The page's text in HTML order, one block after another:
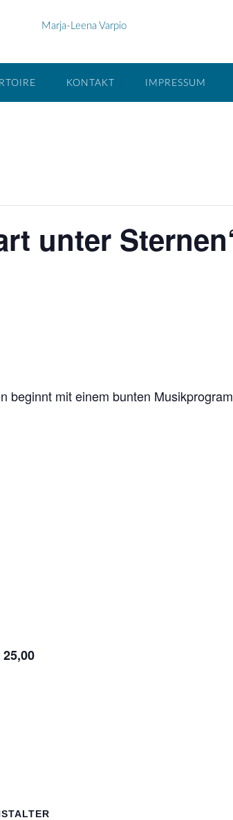
KONTAKT IMPRESSUM
unter
beginnt mit einem bunten